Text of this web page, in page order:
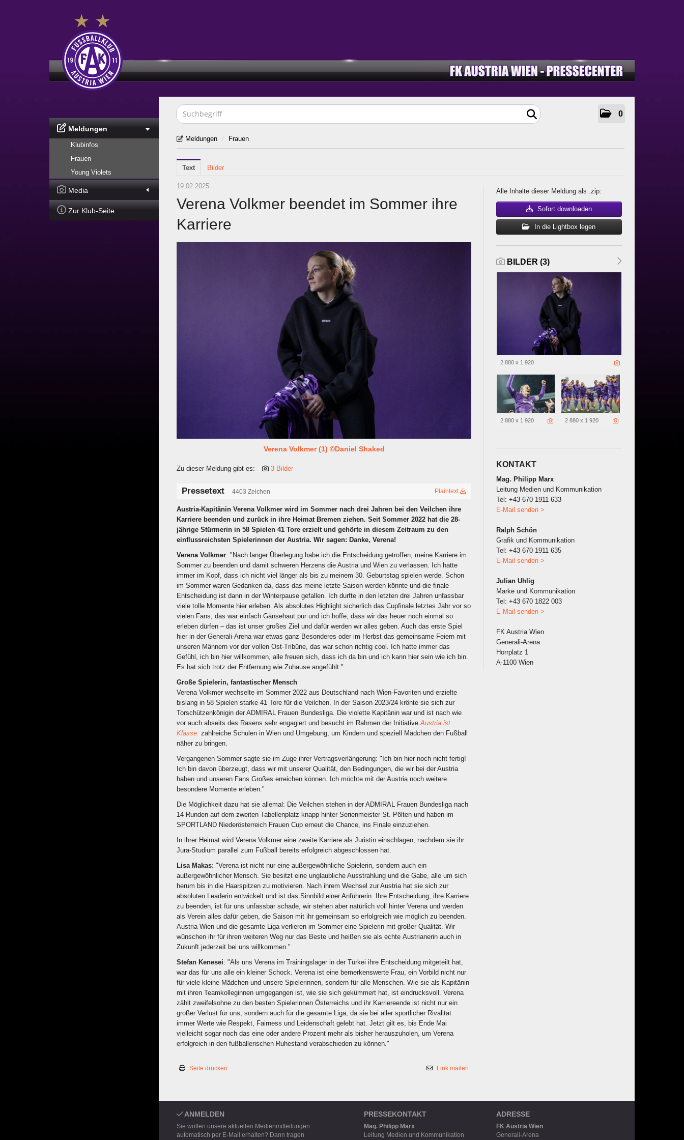
0
Meldungen
Klubinfos
Frauen
Young Violets
Media
Zur Klub-Seite
Meldungen / Frauen
Text Bilder
19.02.2025
Verena Volkmer beendet im Sommer ihre
Karriere
Verena Volkmer (1) ©Daniel Shaked
Zu dieser Meldung gibt es: 3 Bilder
Pressetext 4403 Zeichen Plaintext
Austria-Kapitänin Verena Volkmer wird im Sommer nach drei Jahren bei den Veilchen ihre
Karriere beenden und zurück in ihre Heimat Bremen ziehen. Seit Sommer 2022 hat die 28-
jährige Stürmerin in 58 Spielen 41 Tore erzielt und gehörte in diesem Zeitraum zu den
einflussreichsten Spielerinnen der Austria. Wir sagen: Danke, Verena!
Verena Volkmer: "Nach langer Überlegung habe ich die Entscheidung getroffen, meine Karriere im
Sommer zu beenden und damit schweren Herzens die Austria und Wien zu verlassen. Ich hatte
immer im Kopf, dass ich nicht viel länger als bis zu meinem 30. Geburtstag spielen werde. Schon
im Sommer waren Gedanken da, dass das meine letzte Saison werden könnte und die finale
Entscheidung ist dann in der Winterpause gefallen. Ich durfte in den letzten drei Jahren unfassbar
viele tolle Momente hier erleben. Als absolutes Highlight sicherlich das Cupfinale letztes Jahr vor so
vielen Fans, das war einfach Gänsehaut pur und ich hoffe, dass wir das heuer noch einmal so
erleben dürfen – das ist unser großes Ziel und dafür werden wir alles geben. Auch das erste Spiel
hier in der Generali-Arena war etwas ganz Besonderes oder im Herbst das gemeinsame Feiern mit
unseren Männern vor der vollen Ost-Tribüne, das war schon richtig cool. Ich hatte immer das
Gefühl, ich bin hier willkommen, alle freuen sich, dass ich da bin und ich kann hier sein wie ich bin.
Es hat sich trotz der Entfernung wie Zuhause angefühlt."
Große Spielerin, fantastischer Mensch
Verena Volkmer wechselte im Sommer 2022 aus Deutschland nach Wien-Favoriten und erzielte
bislang in 58 Spielen starke 41 Tore für die Veilchen. In der Saison 2023/24 krönte sie sich zur
Torschützenkönigin der ADMIRAL Frauen Bundesliga. Die violette Kapitänin war und ist nach wie
vor auch abseits des Rasens sehr engagiert und besucht im Rahmen der Initiative Austria ist
Klasse. zahlreiche Schulen in Wien und Umgebung, um Kindern und speziell Mädchen den Fußball
näher zu bringen.
Vergangenen Sommer sagte sie im Zuge ihrer Vertragsverlängerung: "Ich bin hier noch nicht fertig!
Ich bin davon überzeugt, dass wir mit unserer Qualität, den Bedingungen, die wir bei der Austria
haben und unseren Fans Großes erreichen können. Ich möchte mit der Austria noch weitere
besondere Momente erleben."
Die Möglichkeit dazu hat sie allemal: Die Veilchen stehen in der ADMIRAL Frauen Bundesliga nach
14 Runden auf dem zweiten Tabellenplatz knapp hinter Serienmeister St. Pölten und haben im
SPORTLAND Niederösterreich Frauen Cup erneut die Chance, ins Finale einzuziehen.
In ihrer Heimat wird Verena Volkmer eine zweite Karriere als Juristin einschlagen, nachdem sie ihr
Jura-Studium parallel zum Fußball bereits erfolgreich abgeschlossen hat.
Lisa Makas: "Verena ist nicht nur eine außergewöhnliche Spielerin, sondern auch ein
außergewöhnlicher Mensch. Sie besitzt eine unglaubliche Ausstrahlung und die Gabe, alle um sich
herum bis in die Haarspitzen zu motivieren. Nach ihrem Wechsel zur Austria hat sie sich zur
absoluten Leaderin entwickelt und ist das Sinnbild einer Anführerin. Ihre Entscheidung, ihre Karriere
zu beenden, ist für uns unfassbar schade, wir stehen aber natürlich voll hinter Verena und werden
als Verein alles dafür geben, die Saison mit ihr gemeinsam so erfolgreich wie möglich zu beenden.
Austria Wien und die gesamte Liga verlieren im Sommer eine Spielerin mit großer Qualität. Wir
wünschen ihr für ihren weiteren Weg nur das Beste und heißen sie als echte Austrianerin auch in
Zukunft jederzeit bei uns willkommen."
Stefan Kenesei: "Als uns Verena im Trainingslager in der Türkei ihre Entscheidung mitgeteilt hat,
war das für uns alle ein kleiner Schock. Verena ist eine bemerkenswerte Frau, ein Vorbild nicht nur
für viele kleine Mädchen und unsere Spielerinnen, sondern für alle Menschen. Wie sie als Kapitänin
mit ihren Teamkolleginnen umgegangen ist, wie sie sich gekümmert hat, ist eindrucksvoll. Verena
zählt zweifelsohne zu den besten Spielerinnen Österreichs und ihr Karriereende ist nicht nur ein
großer Verlust für uns, sondern auch für die gesamte Liga, da sie bei aller sportlicher Rivalität
immer Werte wie Respekt, Fairness und Leidenschaft gelebt hat. Jetzt gilt es, bis Ende Mai
vielleicht sogar noch das eine oder andere Prozent mehr als bisher herauszuholen, um Verena
erfolgreich in den fußballerischen Ruhestand verabschieden zu können."
Seite drucken Link mailen
Alle Inhalte dieser Meldung als .zip:
Sofort downloaden
In die Lightbox legen
BILDER (3)
2 880 x 1 920
2 880 x 1 920 2 880 x 1 920
KONTAKT
Mag. Philipp Marx
Leitung Medien und Kommunikation
Tel: +43 670 1911 633
E-Mail senden >
Ralph Schön
Grafik und Kommunikation
Tel: +43 670 1911 635
E-Mail senden >
Julian Uhlig
Marke und Kommunikation
Tel: +43 670 1822 003
E-Mail senden >
FK Austria Wien
Generali-Arena
Horrplatz 1
A-1100 Wien
ANMELDEN
Sie wollen unsere aktuellen Medienmitteilungen
automatisch per E-Mail erhalten? Dann tragen
PRESSEKONTAKT
Mag. Philipp Marx
Leitung Medien und Kommunikation
ADRESSE
FK Austria Wien
Generali-Arena